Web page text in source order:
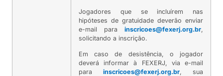
Jogadores que se incluírem nas
hipóteses de gratuidade deverão enviar
e-mail para inscricoes@fexerj.org.br
solicitando a inscrição.
Em caso de desistência, o jogador
deverá informar à FEXERJ, via e-mail
para inscricoes@fexerj.org.br , sua